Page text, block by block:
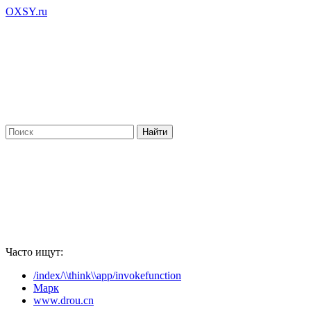
OXSY.ru
Часто ищут:
/index/\\think\\app/invokefunction
Марк
www.drou.cn